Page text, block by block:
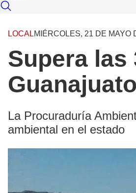
LOCALMIÉRCOLES, 21 DE MAYO
Supera las
La Procuraduría
ambiental en el estado